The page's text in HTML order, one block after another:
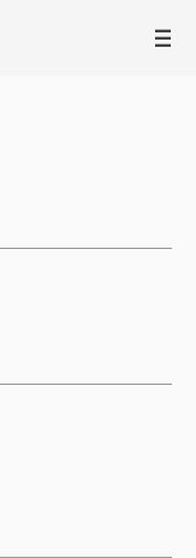
III